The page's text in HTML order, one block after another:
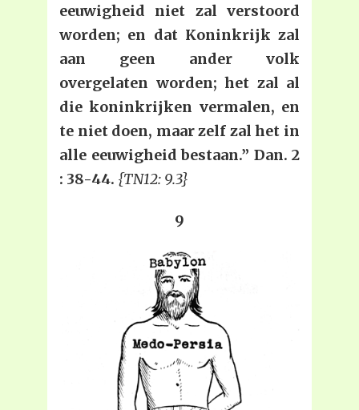
eeuwigheid niet zal verstoord
worden; en dat Koninkrijk zal
aan geen ander volk
overgelaten worden; het zal al
die koninkrijken vermalen, en
te niet doen, maar zelf zal het in
alle eeuwigheid bestaan.” Dan. 2
: 38-44. {TN12: 9.3}
9